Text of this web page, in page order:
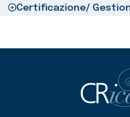
Certificazione/